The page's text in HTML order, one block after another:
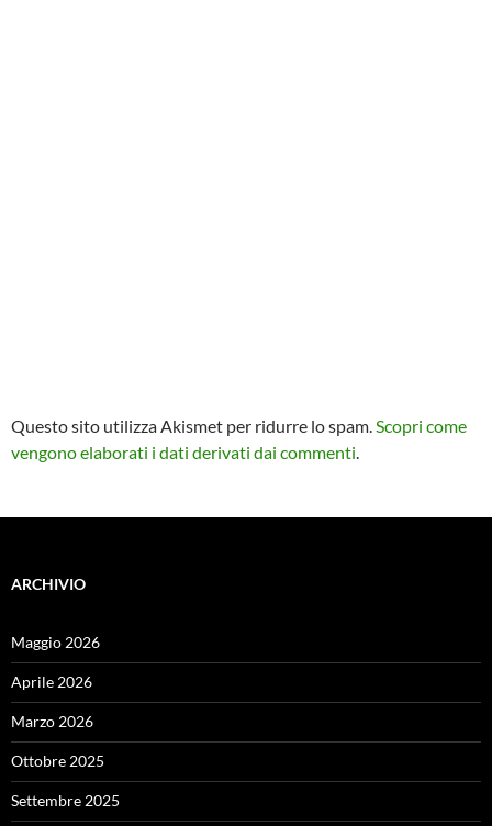
Questo sito utilizza Akismet per ridurre lo spam.Scopri come
vengono elaborati i dati derivati dai commenti.
ARCHIVIO
Maggio 2026
Aprile 2026
Marzo 2026
Ottobre 2025
Settembre 2025